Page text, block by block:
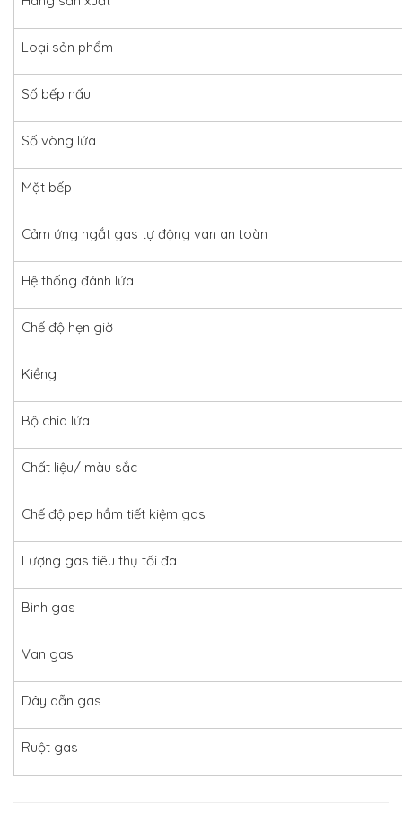
Loại sản phẩm
Số bếp nấu
Số vòng lửa
Mặt bếp
Cảm ứng ngắt gas tự động van an toàn
Hệ thống đánh lửa
Chế độ hẹn giờ
Kiềng
Bộ chia lửa
Chất liệu/ màu sắc
Chế độ pep hầm tiết kiệm gas
Lượng gas tiêu thụ tối đa
Bình gas
Van gas
Dây dẫn gas
Ruột gas